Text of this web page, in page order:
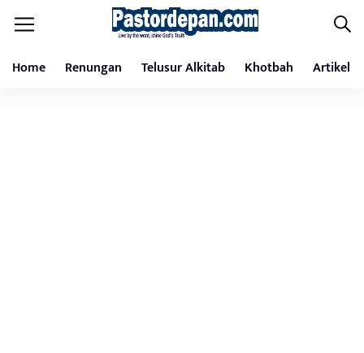
Home Renungan Telusur Alkitab Khotbah Artikel